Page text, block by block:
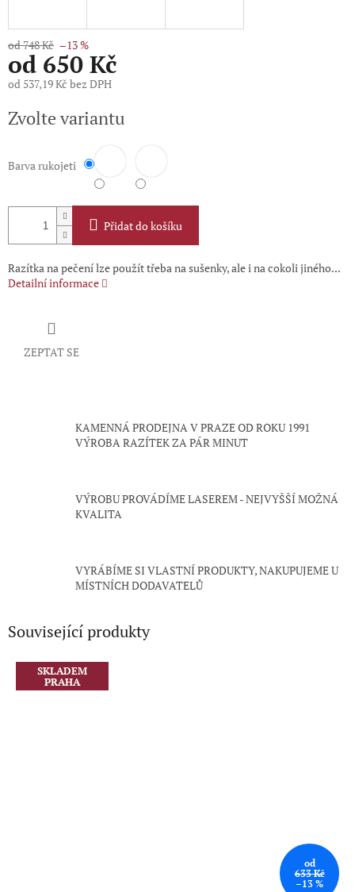
od 748 Kč –13 %
od 650 Kč
od 537,19 Kč bez DPH
cena:
Zvolte variantu
Barva rukojeti
Přidat do košíku
Razítka na pečení lze použít třeba na sušenky, ale i na cokoli jiného...
Detailní informace
ZEPTAT SE
KAMENNÁ PRODEJNA V PRAZE OD ROKU 1991
VÝROBA RAZÍTEK ZA PÁR MINUT
VÝROBU PROVÁDÍME LASEREM - NEJVYŠŠÍ MOŽNÁ
KVALITA
VYRÁBÍME SI VLASTNÍ PRODUKTY, NAKUPUJEME U
MÍSTNÍCH DODAVATELŮ
Související produkty
SKLADEM
PRAHA
od
633 Kč
–13 %